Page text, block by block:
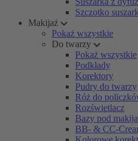
Szczotko
Makijaż
Pokaż wszystkie
Do twarzy
Pokaż wszystkie
Podkłady
Korektory
Pudry do twarzy
Róż do
Rozświetlacz
Bazy pod
BB- & CC-